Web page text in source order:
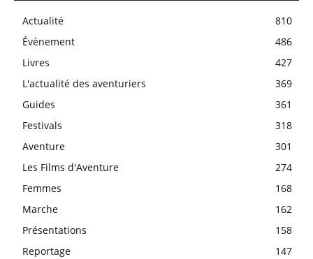
Actualité
810
Évènement
486
Livres
427
L'actualité des aventuriers
369
Guides
361
Festivals
318
Aventure
301
Les Films d'Aventure
274
Femmes
168
Marche
162
Présentations
158
Reportage
147